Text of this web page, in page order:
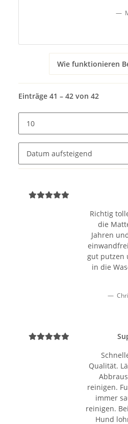
Wie funktionieren
Einträge 41 – 42 von 42
Richtig
die
Jahren
gut putzen
in die
Qualität.
reinigen.
immer
reinigen.
Hund